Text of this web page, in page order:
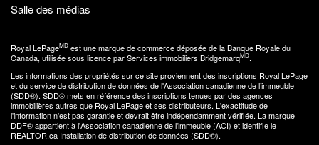
Salle des médias
Royal LePageMD est une marque de commerce déposée de la Banque Royale du
Canada, utilisée sous licence par Services immobiliers BridgemarqMD.
Les informations des propriétés sur ce site proviennent des inscriptions Royal LePage
et du service de distribution de données de l'Association canadienne de l’immeuble
(SDD®). SDD® mets en référence des inscriptions tenues par des agences
immobilières autres que Royal LePage et ses distributeurs. L'exactitude de
l'information n'est pas garantie et devrait être indépendamment vérifiée. La marque
DDF® appartient à l'Association canadienne de l'immeuble (ACI) et identifie le
REALTOR.ca Installation de distribution de données (SDD®).